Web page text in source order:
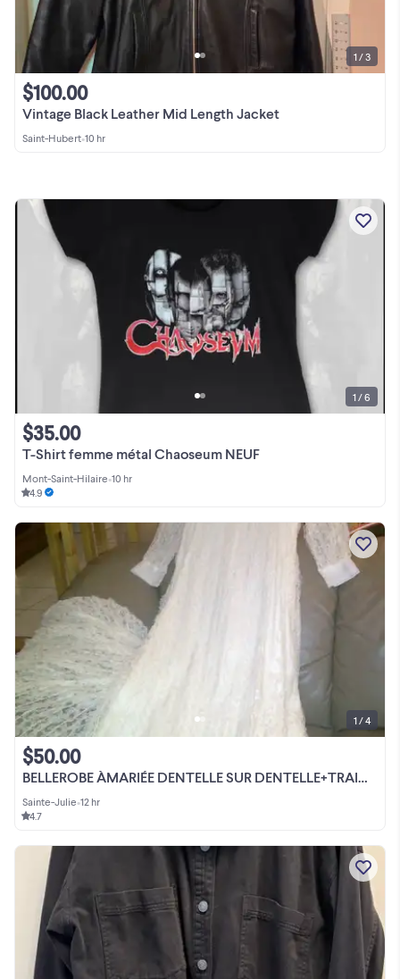
Vintage Black Leather Mid Length Jacket
$100.00
Saint-Hubert•10 hr
1 / 3
T-Shirt femme métal Chaoseum NEUF
$35.00
Mont-Saint-Hilaire•10 hr
4.9
1 / 6
BELLEROBE ÀMARIÉE DENTELLE SUR DENTELLE+TRAINE GR 4à6 FEM $50.00
$50.00
Sainte-Julie•12 hr
4.7
1 / 4